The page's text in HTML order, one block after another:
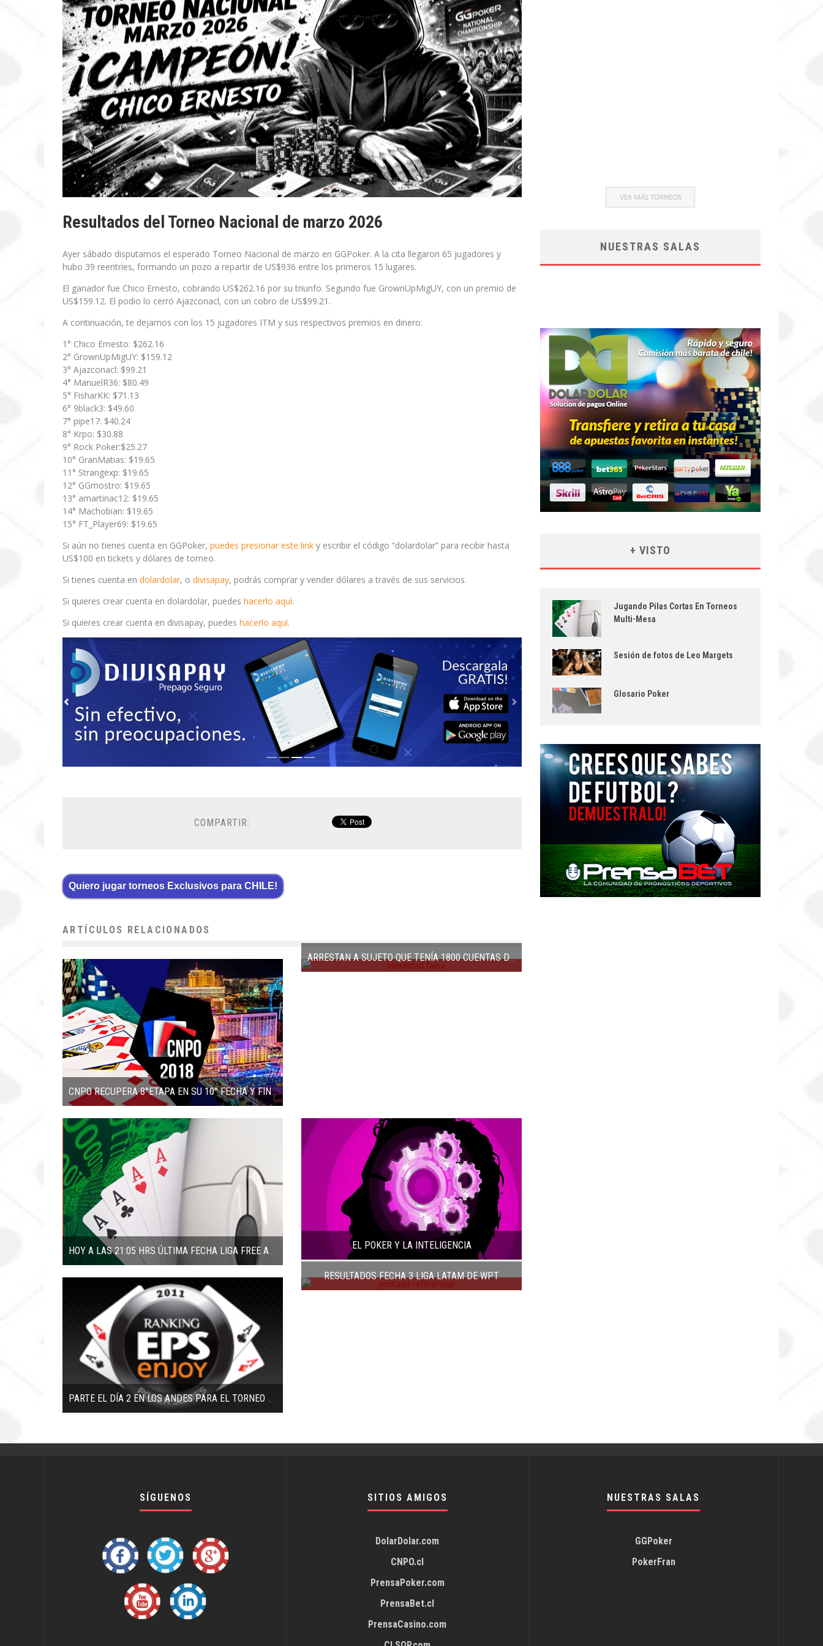
Resultados del Torneo Nacional de marzo 2026
Ayer sábado disputamos el esperado Torneo Nacional de marzo en GGPoker. A la cita llegaron 65 jugadores y
hubo 39 reentries, formando un pozo a repartir de US$936 entre los primeros 15 lugares.
El ganador fue Chico Ernesto, cobrando US$262.16 por su triunfo. Segundo fue GrownUpMigUY, con un premio de
US$159.12. El podio lo cerró Ajazconacl, con un cobro de US$99.21.
A continuación, te dejamos con los 15 jugadores ITM y sus respectivos premios en dinero:
1° Chico Ernesto: $262.16
2° GrownUpMigUY: $159.12
3° Ajazconacl: $99.21
4° ManuelR36: $80.49
5° FisharKK: $71.13
6° 9black3: $49.60
7° pipe17: $40.24
8° Krpo: $30.88
9° Rock Poker:$25.27
10° GranMatias: $19.65
11° Strangexp: $19.65
12° GGmostro: $19.65
13° amartinac12: $19.65
14° Machobian: $19.65
15° FT_Player69: $19.65
Si aún no tienes cuenta en GGPoker, puedes presionar este link y escribir el código “dolardolar” para recibir hasta
US$100 en tickets y dólares de torneo.
Si tienes cuenta en dolardolar, o divisapay, podrás comprar y vender dólares a través de sus servicios.
Si quieres crear cuenta en dolardolar, puedes hacerlo aquí.
Si quieres crear cuenta en divisapay, puedes hacerlo aquí.
COMPARTIR:
Quiero jugar torneos Exclusivos para CHILE!
ARTÍCULOS RELACIONADOS
CNPO RECUPERA 8°ETAPA EN SU 10° FECHA Y FINAL
ARRESTAN A SUJETO QUE TENÍA 1800 CUENTAS DE JUEGOS DE AZAR UTILIZANDO IDENTIDADES ROBADAS
HOY A LAS 21:05 HRS ÚLTIMA FECHA LIGA FREE ABRIL
EL POKER Y LA INTELIGENCIA
PARTE EL DÍA 2 EN LOS ANDES PARA EL TORNEO EPS HIGH ROLLER
RESULTADOS FECHA 3 LIGA LATAM DE WPT
NUESTRAS SALAS
+ VISTO
Jugando Pilas Cortas En Torneos
Multi-Mesa
Sesión de fotos de Leo Margets
Glosario Poker
SÍGUENOS SITIOS AMIGOS
DolarDolar.com
CNPO.cl
PrensaPoker.com
PrensaBet.cl
PrensaCasino.com
NUESTRAS SALAS
GGPoker
PokerFran